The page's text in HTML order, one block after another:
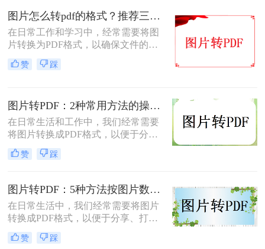
方法都有其特点和适用场景，您可以
根据自己的需求选择最合适的方式。
图片怎么转pdf的格式？推荐三种实用的方法！
在日常工作和学习中，经常需要将图
片转换为PDF格式，以确保文件的格
式和排版保持不变，同时方便分享和
传递。那么图片怎么转PDF的格式
赞 踩
图片转PDF：2种常用方法的操作步骤和格式保留设置！
在日常生活和工作中，我们经常需要
将图片转换成PDF格式，以便于分
享、打印或存档。那么如何把图片转
换成PDF呢？本文将介绍两种常用的
赞 踩
图片转PDF：5种方法按图片数量和文件大小选，大的别用在线！
在日常生活中，我们经常需要将图片
转换成PDF格式，以便于分享、打印
或存档。那么图片如何转换成pdf呢？
本文将介绍几种将图片转换成PDF的
赞 踩